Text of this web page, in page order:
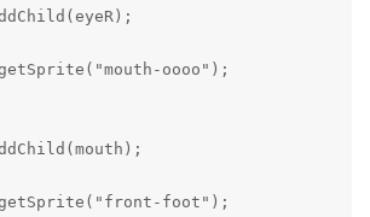
oooo");
foot");